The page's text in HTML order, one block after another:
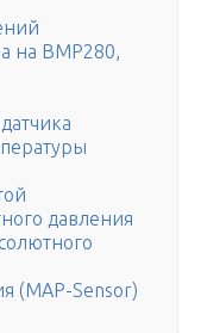
на BMP280,
давления
(MAP-Sensor)